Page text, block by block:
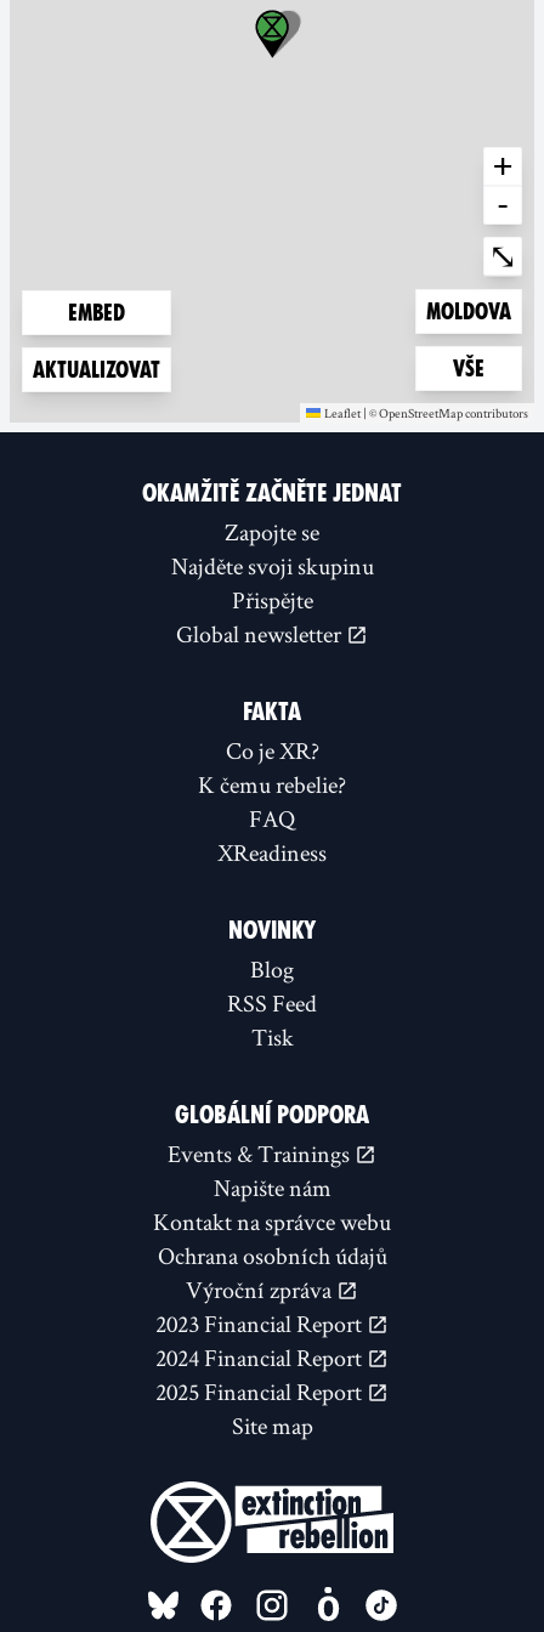
Embed
Aktualizovat
+
-
⤡
Zoom to
Moldova
Zoom to
Vše
Leaflet | ©OpenStreetMap
(new window) contributors
(new window)
OKAMŽITĚ ZAČNĚTE JEDNAT
Zapojte se
Najděte svoji skupinu
Přispějte
Global newsletter
FAKTA
Co je XR?
K čemu rebelie?
FAQ
XReadiness
NOVINKY
Blog
RSS Feed
Tisk
GLOBÁLNÍ PODPORA
Events & Trainings
Napište nám
Kontakt na správce webu
Ochrana osobních údajů
Výroční zpráva
2023 Financial Report
2024 Financial Report
2025 Financial Report
Site map
FOLLOW US ON